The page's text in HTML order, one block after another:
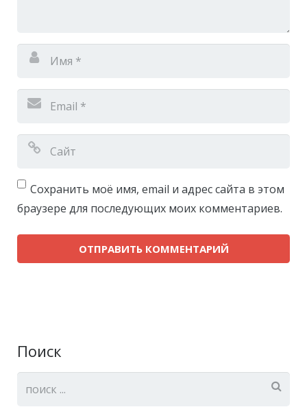
Сохранить моё имя, email и адрес сайта в этом
браузере для последующих моих комментариев.
Поиск